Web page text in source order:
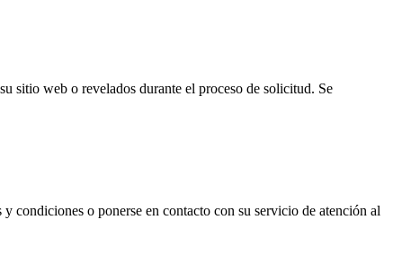
sitio web o revelados durante el proceso de solicitud. Se
condiciones o ponerse en contacto con su servicio de atención al